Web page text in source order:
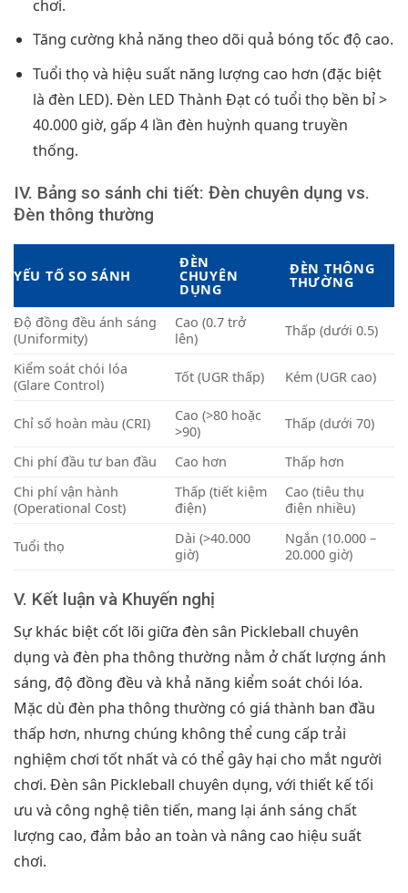
chơi.
Tăng cường khả năng theo dõi quả bóng tốc độ cao.
Tuổi thọ và hiệu suất năng lượng cao hơn (đặc biệt
là đèn LED). Đèn LED Thành Đạt có tuổi thọ bền bỉ >
40.000 giờ, gấp 4 lần đèn huỳnh quang truyền
thống.
IV. Bảng so sánh chi tiết: Đèn chuyên dụng vs.
Đèn thông thường
YẾU TỐ SO SÁNH
ĐÈN
CHUYÊN
DỤNG
ĐÈN THÔNG
THƯỜNG
Độ đồng đều ánh sáng
(Uniformity)
Cao (0.7 trở
lên)
Thấp (dưới 0.5)
Kiểm soát chói lóa
(Glare Control)
Tốt (UGR thấp) Kém (UGR cao)
Chỉ số hoàn màu (CRI)
Cao (>80 hoặc
>90)
Thấp (dưới 70)
Chi phí đầu tư ban đầu Cao hơn
Thấp hơn
Chi phí vận hành
(Operational Cost)
Thấp (tiết kiệm
điện)
Cao (tiêu thụ
điện nhiều)
Tuổi thọ
Dài (>40.000
giờ)
Ngắn (10.000 –
20.000 giờ)
V. Kết luận và Khuyến nghị
Sự khác biệt cốt lõi giữa đèn sân Pickleball chuyên
dụng và đèn pha thông thường nằm ở chất lượng ánh
sáng, độ đồng đều và khả năng kiểm soát chói lóa.
Mặc dù đèn pha thông thường có giá thành ban đầu
thấp hơn, nhưng chúng không thể cung cấp trải
nghiệm chơi tốt nhất và có thể gây hại cho mắt người
chơi. Đèn sân Pickleball chuyên dụng, với thiết kế tối
ưu và công nghệ tiên tiến, mang lại ánh sáng chất
lượng cao, đảm bảo an toàn và nâng cao hiệu suất
chơi.